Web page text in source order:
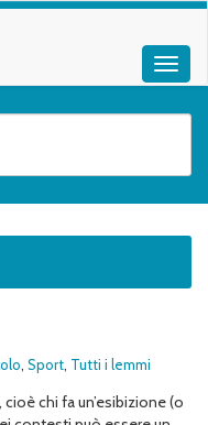
, Sport, Tutti i lemmi
chi fa un’esibizione (o